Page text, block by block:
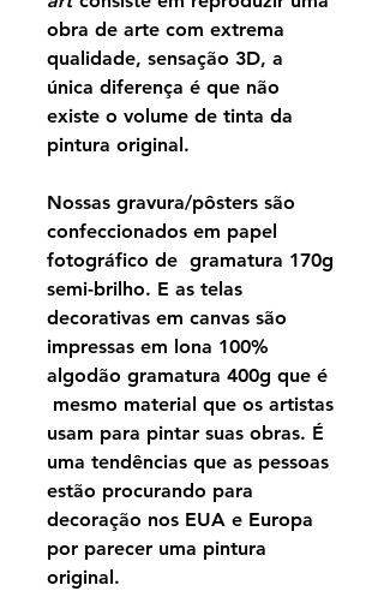
obra de arte com extrema
qualidade, sensação 3D, a
única diferença é que não
existe o volume de tinta da
pintura original.
Nossas gravura/pôsters são
confeccionados em papel
fotográfico de gramatura 170g
semi-brilho. E as telas
decorativas em canvas são
impressas em lona 100%
algodão gramatura 400g que é
mesmo material que os artistas
usam para pintar suas obras. É
uma tendências que as pessoas
estão procurando para
decoração nos EUA e Europa
por parecer uma pintura
original.